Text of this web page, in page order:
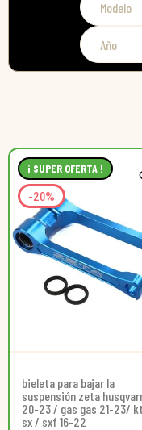
¡ SUPER OFERTA !
-20%
bieleta para bajar la
suspensión zeta
20-23 / gas gas 21-23/
sx / sxf 16-22